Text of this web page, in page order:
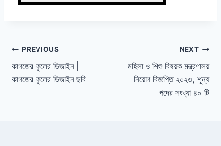
Post
navigation
PREVIOUS
কাগজের ফুলের ডিজাইন |
কাগজের ফুলের ডিজাইন ছবি
NEXT
মহিলা ও শিশু বিষয়ক মন্ত্রণালয়
নিয়োগ বিজ্ঞপ্তি ২০২৩, শূন্য
পদের সংখ্যা ৪০ টি